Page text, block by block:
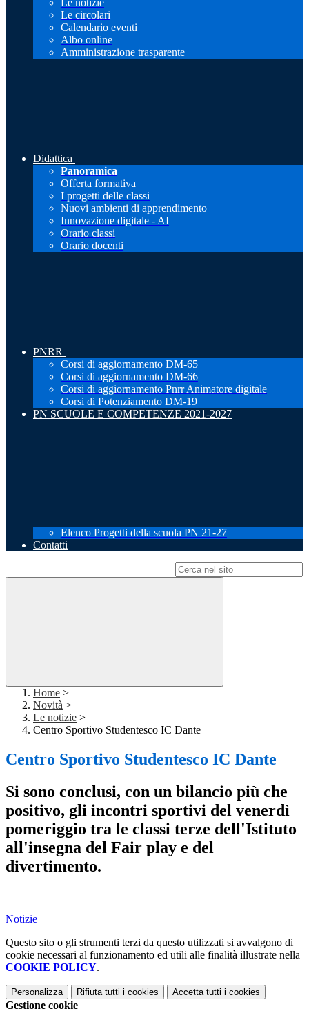
Le notizie
Le circolari
Calendario eventi
Albo online
Amministrazione trasparente
Didattica
Panoramica
Offerta formativa
I progetti delle classi
Nuovi ambienti di apprendimento
Innovazione digitale - AI
Orario classi
Orario docenti
PNRR
Corsi di aggiornamento DM-65
Corsi di aggiornamento DM-66
Corsi di aggiornamento Pnrr Animatore digitale
Corsi di Potenziamento DM-19
PN SCUOLE E COMPETENZE 2021-2027
Elenco Progetti della scuola PN 21-27
Contatti
Home >
Novità >
Le notizie >
Centro Sportivo Studentesco IC Dante
Centro Sportivo Studentesco IC Dante
Si sono conclusi, con un bilancio più che
positivo, gli incontri sportivi del venerdì
pomeriggio tra le classi terze dell'Istituto
all'insegna del Fair play e del
divertimento.
Notizie
Questo sito o gli strumenti terzi da questo utilizzati si avvalgono di
cookie necessari al funzionamento ed utili alle finalità illustrate nella
COOKIE POLICY.
Personalizza Rifiuta tutti i cookies Accetta tutti i cookies
Gestione cookie